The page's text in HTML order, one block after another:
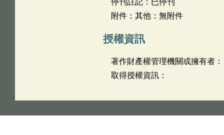
停刊註記：已停刊
附件：其他：無附件
授權資訊
著作財產權管理機關或擁有者：
取得授權資訊：